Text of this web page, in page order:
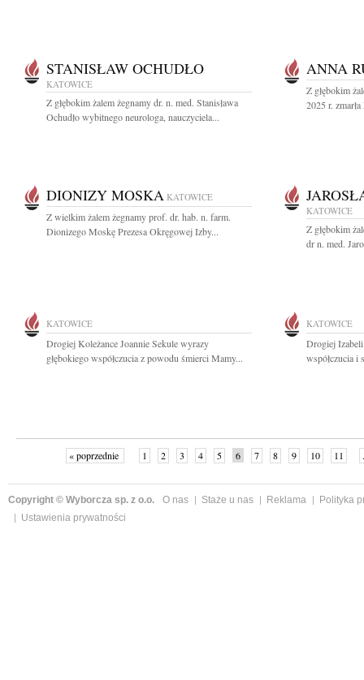
STANISŁAW OCHUDŁO
KATOWICE
Z głębokim żalem żegnamy dr. n. med. Stanisława
Ochudło wybitnego neurologa, nauczyciela...
ANNA
Z głębokim
2025 r.
DIONIZY MOSKA KATOWICE
Z wielkim żalem żegnamy prof. dr. hab. n. farm.
Dionizego Moskę Prezesa Okręgowej Izby...
KATOWICE
Z głębokim
dr n. med.
KATOWICE
Drogiej Koleżance Joannie Sekule wyrazy
głębokiego współczucia z powodu śmierci Mamy...
KATOWICE
Drogiej
współczucia i
« poprzednie 1 2 3 4 5 6 7 8 9 10 11
Copyright © Wyborcza sp. z o.o. O nas Staże u nas Reklama
Polityka
Ustawienia prywatności